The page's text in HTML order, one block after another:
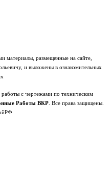
материалы, размещенные на сайте,
и выложены в ознакомительных
с чертежами по техническим
Работы ВКР. Все права защищены.